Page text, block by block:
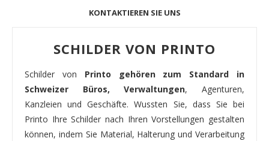
KONTAKTIEREN SIE UNS
SCHILDER VON PRINTO
Schilder von Printo gehören zum Standard in
Schweizer Büros, Verwaltungen, Agenturen,
Kanzleien und Geschäfte. Wussten Sie, dass Sie bei
Printo Ihre Schilder nach Ihren Vorstellungen gestalten
können, indem Sie Material, Halterung und Verarbeitung